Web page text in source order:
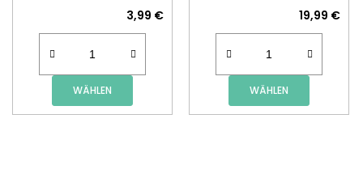
3,99 €
WÄHLEN
19,99 €
WÄHLEN